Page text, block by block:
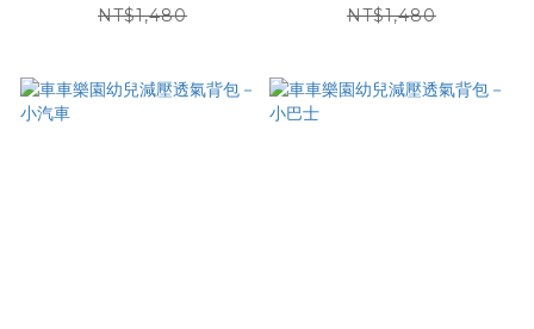
NT$1,480
NT$1,480